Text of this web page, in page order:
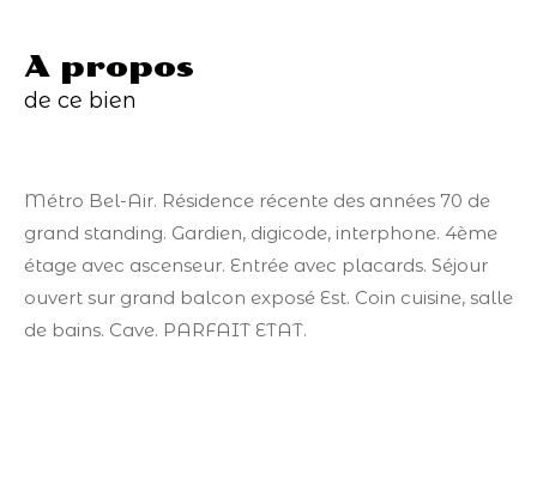
a propos
de ce bien
Métro Bel-Air. Résidence récente des années 70 de
grand standing. Gardien, digicode, interphone. 4ème
étage avec ascenseur. Entrée avec placards. Séjour
ouvert sur grand balcon exposé Est. Coin cuisine, salle
de bains. Cave. PARFAIT ETAT.